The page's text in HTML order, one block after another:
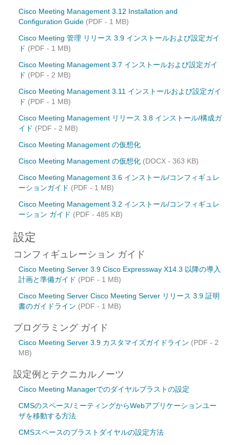
Cisco Meeting Management 3.12 Installation and
Configuration Guide (PDF - 1 MB)
Cisco Meeting 管理 リリース 3.9 インストールおよび設定ガイ
ド (PDF - 1 MB)
Cisco Meeting Management 3.7 インストールおよび設定ガイ
ド (PDF - 2 MB)
Cisco Meeting Management 3.11 インストールおよび設定ガイ
ド (PDF - 1 MB)
Cisco Meeting Management リリース 3.8 インストール/構成ガ
イド (PDF - 2 MB)
Cisco Meeting Management の仮想化
Cisco Meeting Management の仮想化 (DOCX - 363 KB)
Cisco Meeting Management 3.6 インストール/コンフィギュレ
ーションガイド (PDF - 1 MB)
Cisco Meeting Management 3.2 インストール/コンフィギュレ
ーション ガイド (PDF - 485 KB)
設定
コンフィギュレーション ガイド
Cisco Meeting Server 3.9 Cisco Expressway X14.3 以降の導入
計画と準備ガイド (PDF - 1 MB)
Cisco Meeting Server Cisco Meeting Server リリース 3.9 証明
書のガイドライン (PDF - 1 MB)
プログラミング ガイド
Cisco Meeting Server 3.9 カスタマイズガイドライン (PDF - 2
MB)
設定例とテクニカルノーツ
Cisco Meeting Managerでのダイヤルブラストの設定
CMSのスペース/ミーティングからWebアプリケーションユー
ザを移動する方法
CMSスペースのブラストダイヤルの設定方法